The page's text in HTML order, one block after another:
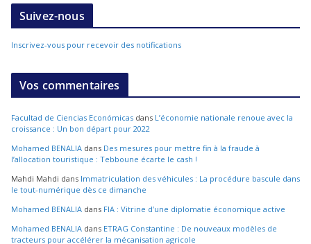
Suivez-nous
Inscrivez-vous pour recevoir des notifications
Vos commentaires
Facultad de Ciencias Económicas dans L’économie nationale renoue avec la
croissance : Un bon départ pour 2022
Mohamed BENALIA dans Des mesures pour mettre fin à la fraude à
l’allocation touristique : Tebboune écarte le cash !
Mahdi Mahdi dans Immatriculation des véhicules : La procédure bascule dans
le tout-numérique dès ce dimanche
Mohamed BENALIA dans FIA : Vitrine d’une diplomatie économique active
Mohamed BENALIA dans ETRAG Constantine : De nouveaux modèles de
tracteurs pour accélérer la mécanisation agricole